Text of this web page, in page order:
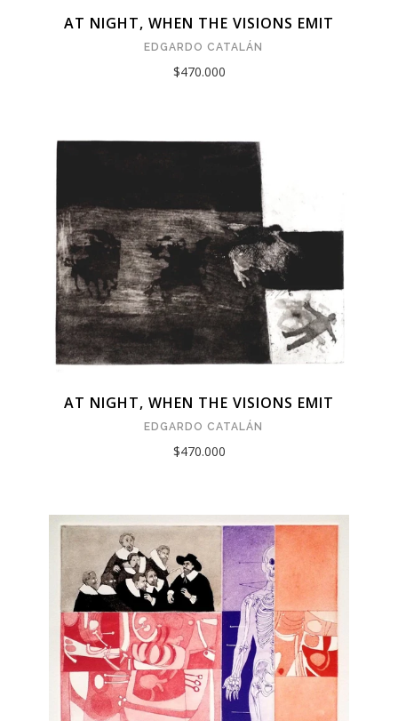
AT NIGHT, WHEN THE VISIONS EMIT
EDGARDO CATALÁN
$470.000
AT NIGHT, WHEN THE VISIONS EMIT
EDGARDO CATALÁN
$470.000